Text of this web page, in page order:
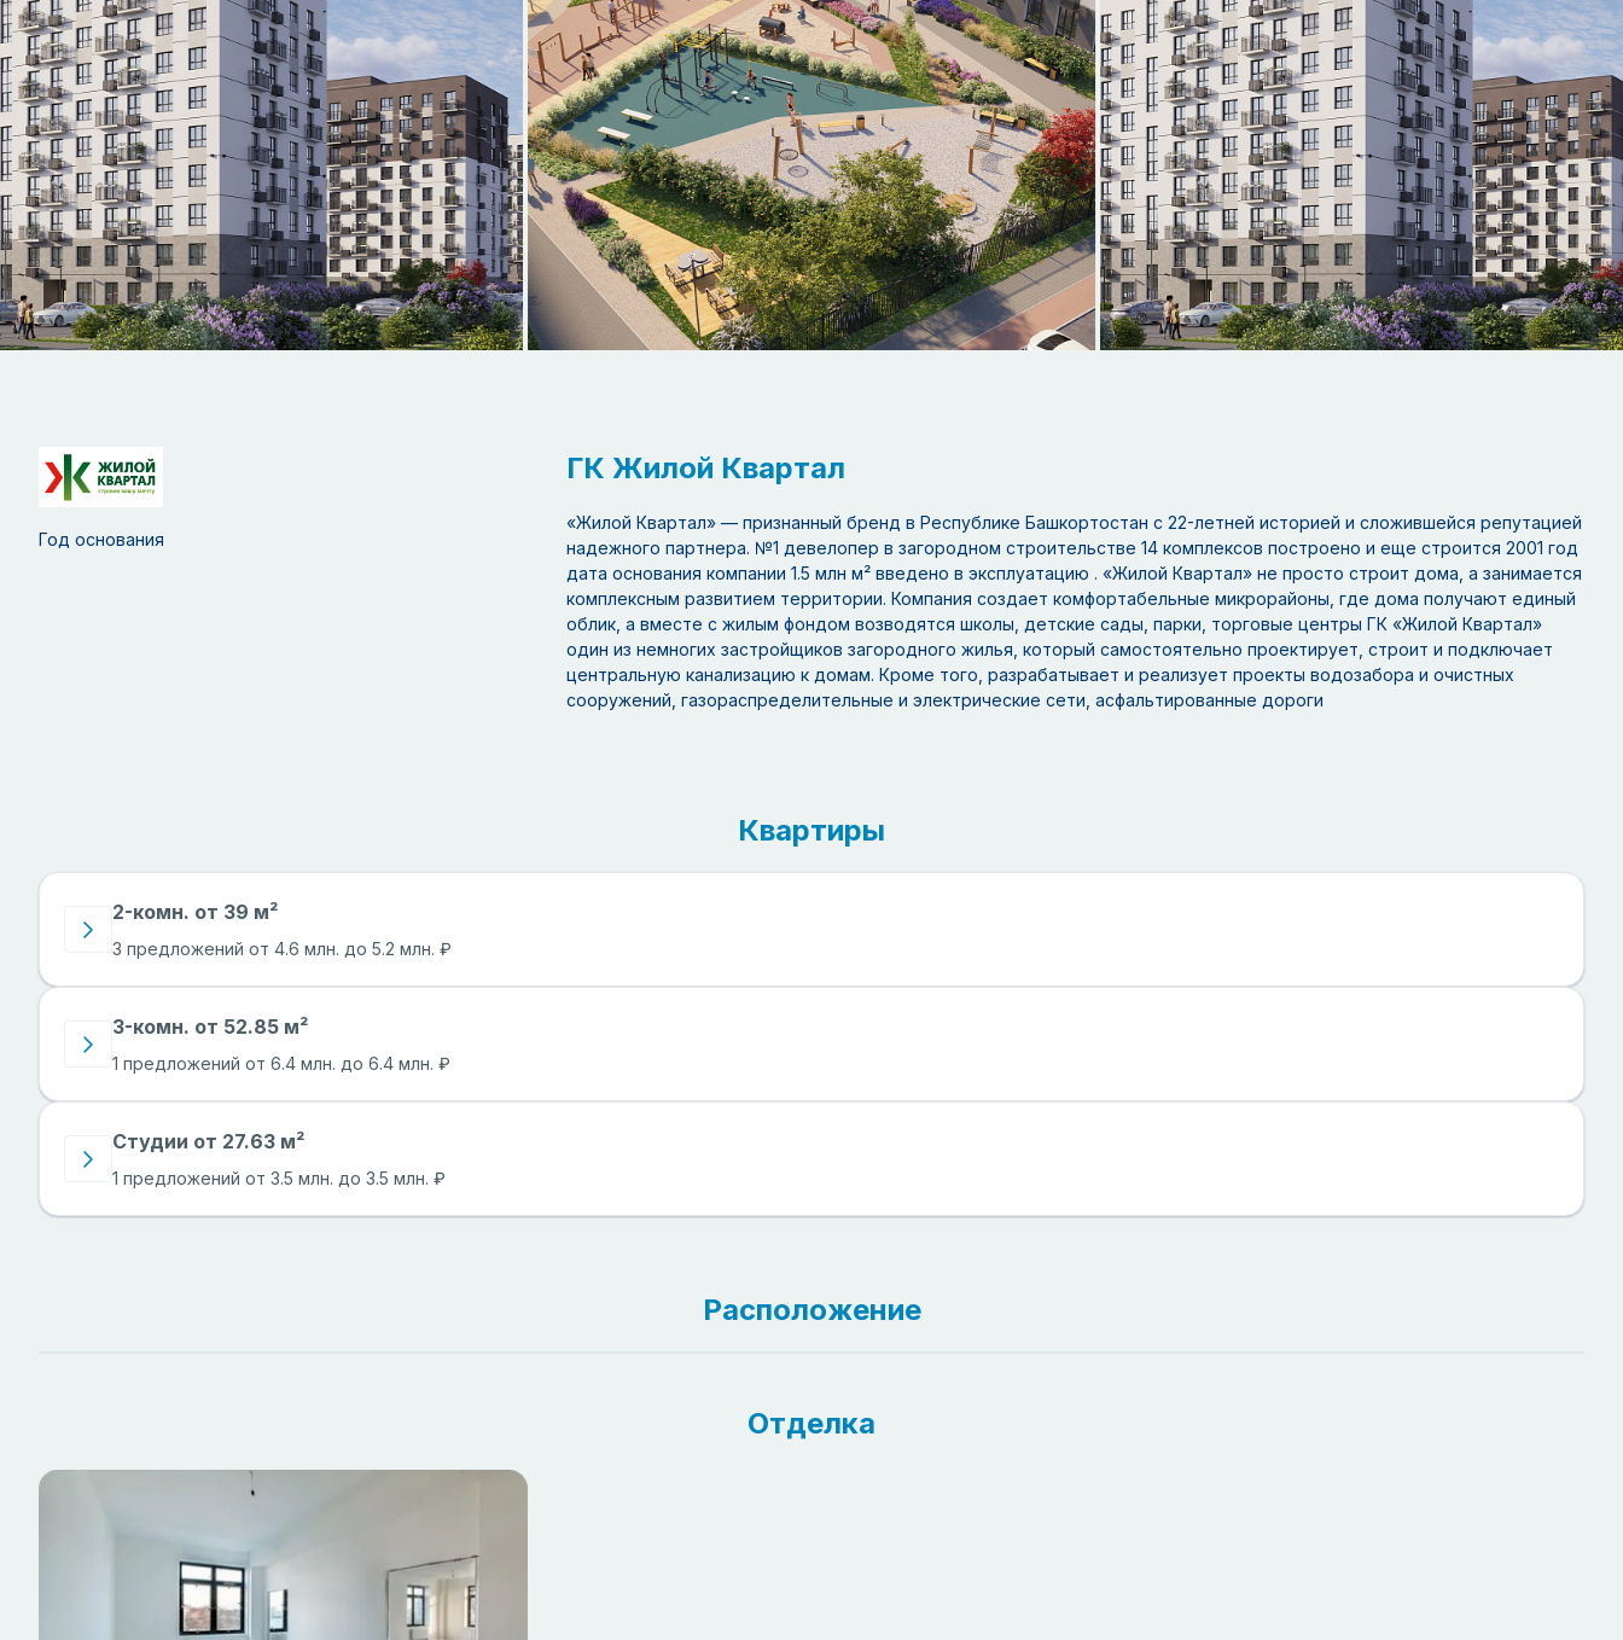
Год основания
ГК Жилой Квартал
«Жилой Квартал» — признанный бренд в Республике Башкортостан с 22-летней историей и сложившейся репутацией
надежного партнера. №1 девелопер в загородном строительстве 14 комплексов построено и еще строится 2001 год
дата основания компании 1.5 млн м² введено в эксплуатацию . «Жилой Квартал» не просто строит дома, а занимается
комплексным развитием территории. Компания создает комфортабельные микрорайоны, где дома получают единый
облик, а вместе с жилым фондом возводятся школы, детские сады, парки, торговые центры ГК «Жилой Квартал»
один из немногих застройщиков загородного жилья, который самостоятельно проектирует, строит и подключает
центральную канализацию к домам. Кроме того, разрабатывает и реализует проекты водозабора и очистных
сооружений, газораспределительные и электрические сети, асфальтированные дороги
Квартиры
2-комн. от 39 м²
3 предложений от 4.6 млн. до 5.2 млн. ₽
3-комн. от 52.85 м²
1 предложений от 6.4 млн. до 6.4 млн. ₽
Студии от 27.63 м²
1 предложений от 3.5 млн. до 3.5 млн. ₽
Расположение
Отделка